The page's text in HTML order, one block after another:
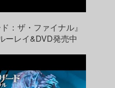
：ザ・ファイナル』
ーレイ&DVD発売中